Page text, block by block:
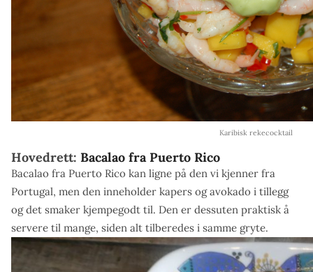
Karibisk rekecocktail
Hovedrett: Bacalao fra Puerto Rico
Bacalao fra Puerto Rico kan ligne på den vi kjenner fra
Portugal, men den inneholder kapers og avokado i tillegg
og det smaker kjempegodt til. Den er dessuten praktisk å
servere til mange, siden alt tilberedes i samme gryte.